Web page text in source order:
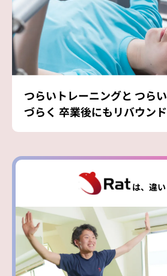
つらいトレーニングと つら
づらく 卒業後にもリバウンド
は、違い